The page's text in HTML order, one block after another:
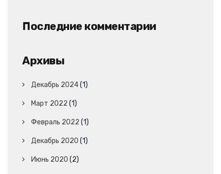
Последние комментарии
Архивы
Декабрь 2024(1)
Март 2022 (1)
Февраль 2022 (1)
Декабрь 2020 (1)
Июнь 2020 (2)